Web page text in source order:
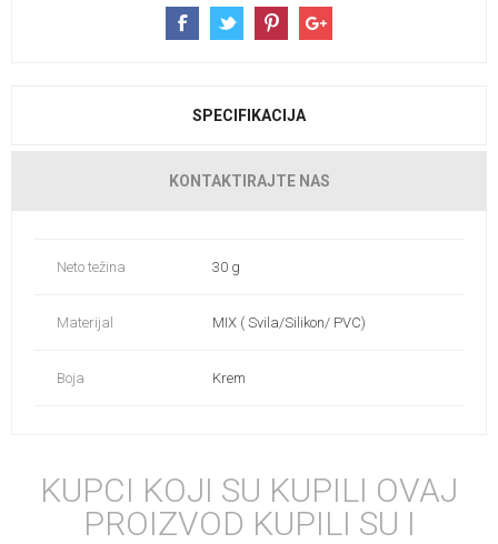
SPECIFIKACIJA
KONTAKTIRAJTE NAS
Neto težina 30 g
Materijal MIX ( Svila/Silikon/ PVC)
Boja Krem
KUPCI KOJI SU KUPILI OVAJ
PROIZVOD KUPILI SU I